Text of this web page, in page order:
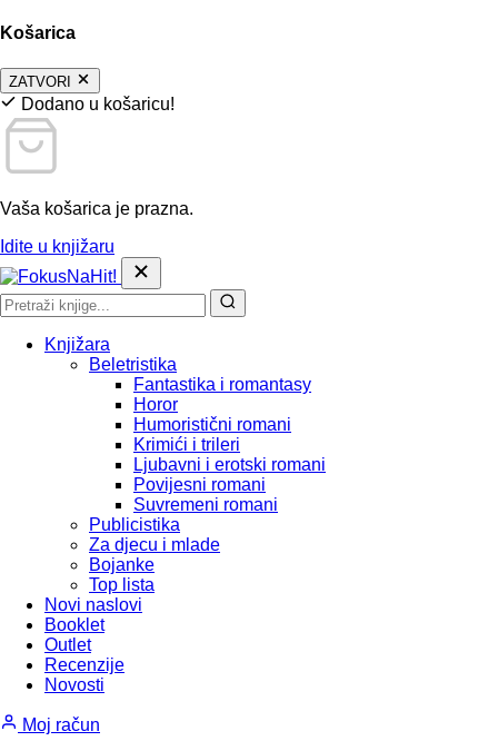
Košarica
ZATVORI
Dodano u košaricu!
Vaša košarica je prazna.
Idite u knjižaru
Knjižara
Beletristika
Fantastika i romantasy
Horor
Humoristični romani
Krimići i trileri
Ljubavni i erotski romani
Povijesni romani
Suvremeni romani
Publicistika
Za djecu i mlade
Bojanke
Top lista
Novi naslovi
Booklet
Outlet
Recenzije
Novosti
Moj račun